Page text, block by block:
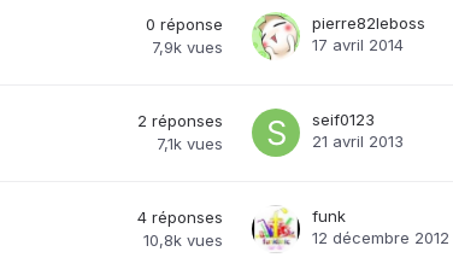
0 réponse
7,9k vues
pierre82leboss
17 avril 2014
2 réponses
7,1k vues
seif0123
21 avril 2013
4 réponses
10,8k vues
funk
12 décembre 2012